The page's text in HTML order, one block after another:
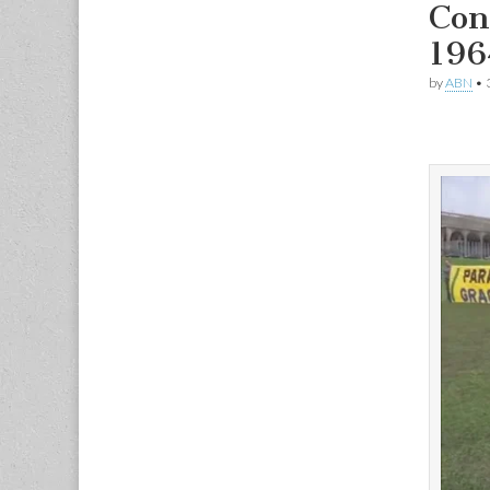
byABN •